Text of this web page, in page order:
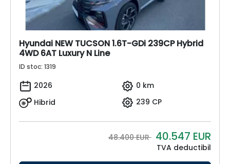
Hyundai NEW TUCSON 1.6T-GDi 239CP Hybrid
4WD 6AT Luxury N Line
ID stoc: 1319
2026
0 km
Hibrid
239 CP
48.400 EUR 40.547 EUR
TVA deductibil